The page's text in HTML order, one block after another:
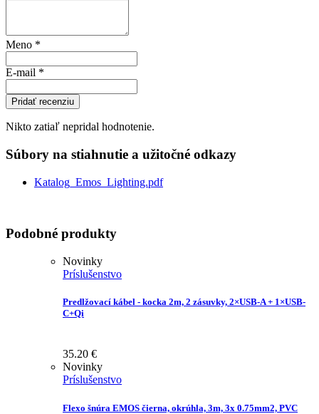
Meno *
E-mail *
Pridať recenziu
Nikto zatiaľ nepridal hodnotenie.
Súbory na stiahnutie a užitočné odkazy
Katalog_Emos_Lighting.pdf
Podobné produkty
Novinky
Príslušenstvo
Predlžovací kábel - kocka 2m, 2 zásuvky, 2×USB-A + 1×USB-
C+Qi
35.20 €
Novinky
Príslušenstvo
Flexo šnúra EMOS čierna, okrúhla, 3m, 3x 0.75mm2, PVC